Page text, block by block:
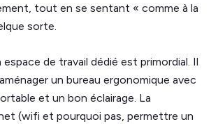
tout en se sentant « comme à la
sorte.
de travail dédié est primordial. Il
un bureau ergonomique avec
et un bon éclairage. La
(wifi et pourquoi pas, permettre un